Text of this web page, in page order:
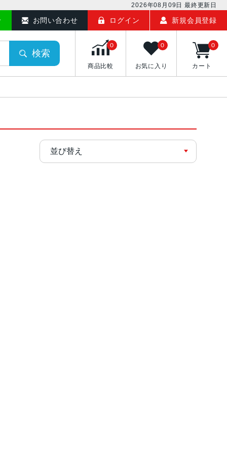
2026年08月09日 最終更新日
お問い合わせ ログイン 新規会員登録
検索
商品比較
0
お気に入り
0
カート
0